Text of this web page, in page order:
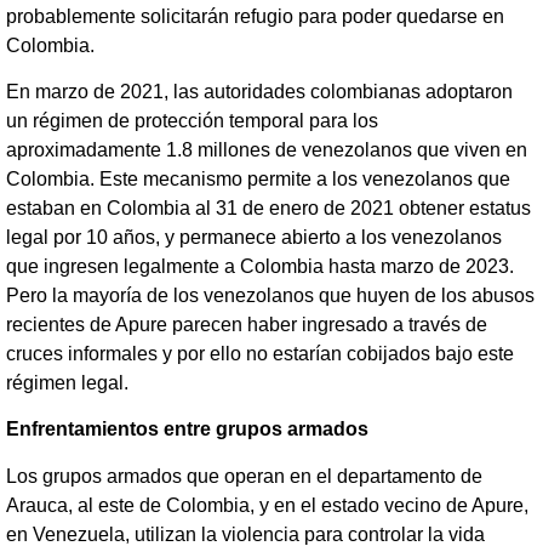
probablemente solicitarán refugio para poder quedarse en
Colombia.
En marzo de 2021, las autoridades colombianas adoptaron
un régimen de protección temporal para los
aproximadamente 1.8 millones de venezolanos que viven en
Colombia. Este mecanismo permite a los venezolanos que
estaban en Colombia al 31 de enero de 2021 obtener estatus
legal por 10 años, y permanece abierto a los venezolanos
que ingresen legalmente a Colombia hasta marzo de 2023.
Pero la mayoría de los venezolanos que huyen de los abusos
recientes de Apure parecen haber ingresado a través de
cruces informales y por ello no estarían cobijados bajo este
régimen legal.
Enfrentamientos entre grupos armados
Los grupos armados que operan en el departamento de
Arauca, al este de Colombia, y en el estado vecino de Apure,
en Venezuela, utilizan la violencia para controlar la vida